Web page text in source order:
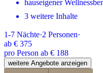
hauseigener
3 weitere Inhalte
1-7 Nächte·2 Personen·
ab € 375
pro Person ab € 188
weitere Angebote anzeigen